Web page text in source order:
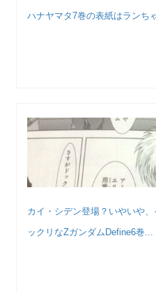
ハナヤマタ7巻の表紙はランち
カイ・シデン登場？いやいや
ックリなZガンダムDefine6巻...